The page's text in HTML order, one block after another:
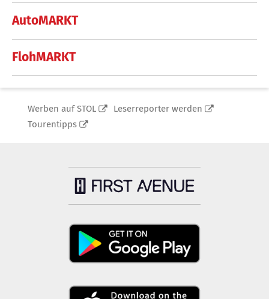
AutoMARKT
FlohMARKT
Werben auf STOL
Leserreporter werden
Tourentipps